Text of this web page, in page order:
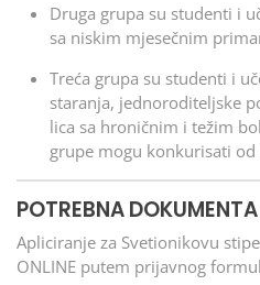
Druga grupa su studenti i
sa niskim mjesečnim
Treća grupa su studenti i
staranja, jednoroditeljske
lica sa hroničnim i težim
grupe mogu konkurisati
POTREBNA DOKUMENTA
Apliciranje za Svetionikovu
ONLINE putem prijavnog